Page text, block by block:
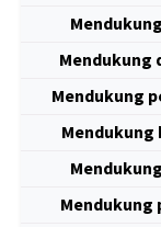
Mendukung
Mendukung
Mendukung